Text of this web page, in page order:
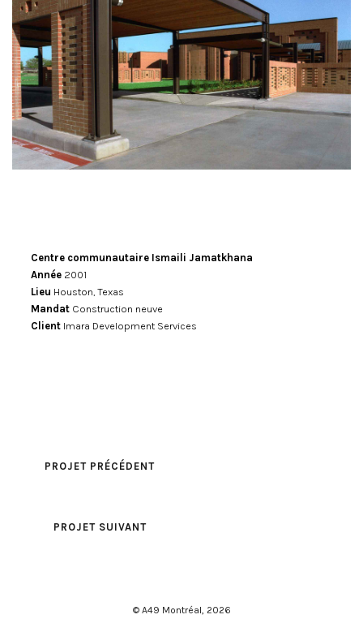
Centre communautaire Ismaili Jamatkhana
Année 2001
Lieu Houston, Texas
Mandat Construction neuve
Client Imara Development Services
PROJET PRÉCÉDENT
PROJET SUIVANT
© A49 Montréal, 2026